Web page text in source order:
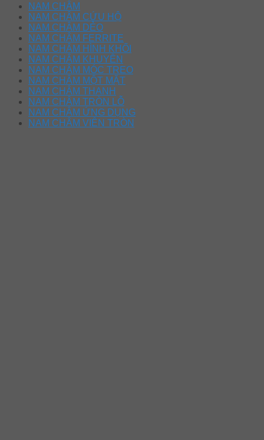
NAM CHÂM
NAM CHÂM CỨU HỘ
NAM CHÂM DẺO
NAM CHÂM FERRITE
NAM CHÂM HÌNH KHỐI
NAM CHÂM KHUYÊN
NAM CHÂM MÓC TREO
NAM CHÂM MỘT MẶT
NAM CHÂM THANH
NAM CHÂM TRÒN LỖ
NAM CHÂM ỨNG DỤNG
NAM CHÂM VIÊN TRÒN